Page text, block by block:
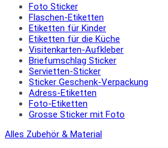
Foto Sticker
Flaschen-Etiketten
Etiketten für Kinder
Etiketten für die Küche
Visitenkarten-Aufkleber
Briefumschlag Sticker
Servietten-Sticker
Sticker Geschenk-Verpackung
Adress-Etiketten
Foto-Etiketten
Grosse Sticker mit Foto
Alles Zubehör & Material